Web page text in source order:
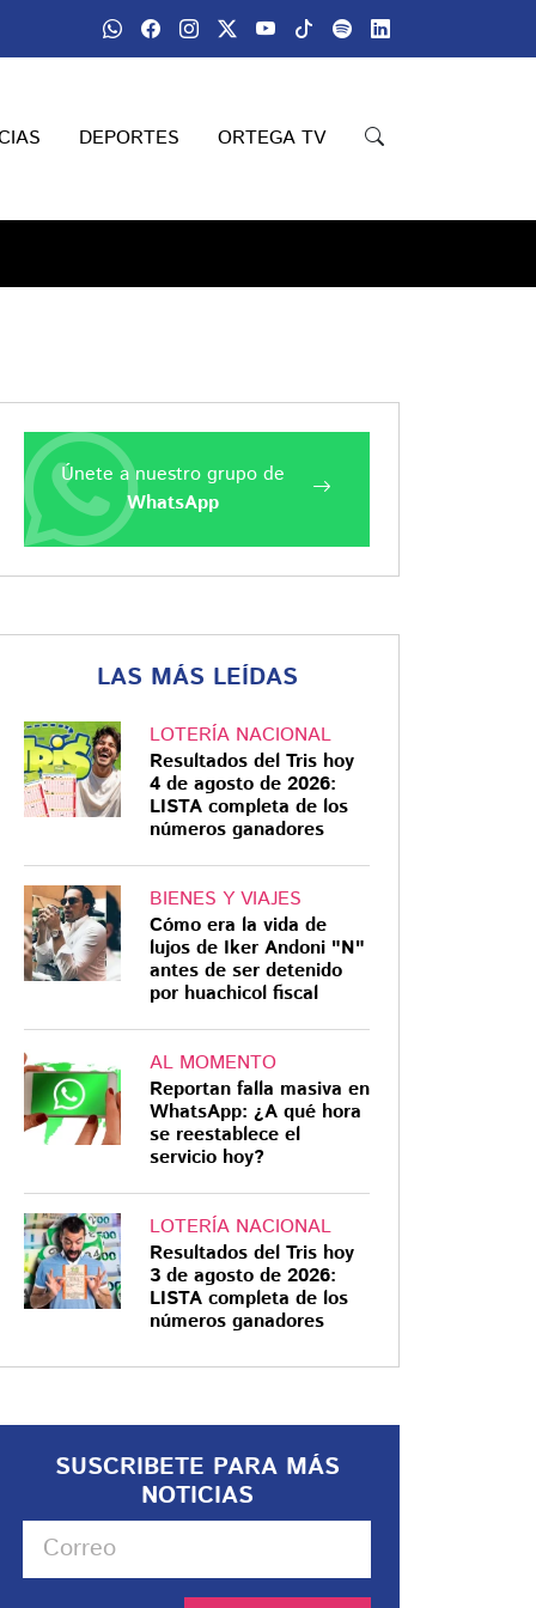
DEPORTES ORTEGA TV
Únete a nuestro grupo de
WhatsApp
LAS MÁS LEÍDAS
LOTERÍA NACIONAL
Resultados del Tris hoy
4 de agosto de 2026:
LISTA completa de los
números ganadores
BIENES Y VIAJES
Cómo era la vida de
lujos de Iker Andoni "N"
antes de ser detenido
por huachicol fiscal
AL MOMENTO
Reportan falla masiva en
WhatsApp: ¿A qué hora
se reestablece el
servicio hoy?
LOTERÍA NACIONAL
Resultados del Tris hoy
3 de agosto de 2026:
LISTA completa de los
números ganadores
SUSCRIBETE PARA MÁS
NOTICIAS